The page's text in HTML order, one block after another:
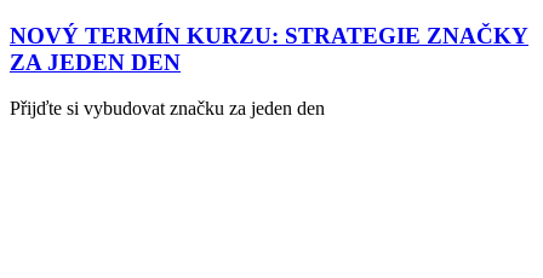
NOVÝ TERMÍN KURZU: STRATEGIE ZNAČKY
ZA JEDEN DEN
Přijďte si vybudovat značku za jeden den